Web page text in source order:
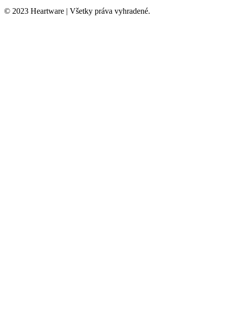
© 2023 Heartware | Všetky práva vyhradené.